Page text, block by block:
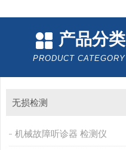
产品分类
PRODUCT CATEGORY
无损检测
机械故障听诊器 检测仪